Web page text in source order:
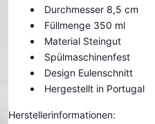
Durchmesser 8,5 cm
Füllmenge 350 ml
Material Steingut
Spülmaschinenfest
Design Eulenschnitt
Hergestellt in Portugal
Herstellerinformationen: